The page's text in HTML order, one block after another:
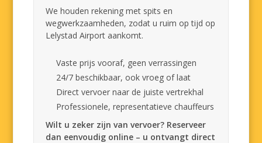
We houden rekening met spits en
wegwerkzaamheden, zodat u ruim op tijd op
Lelystad Airport aankomt.
Vaste prijs vooraf, geen verrassingen
24/7 beschikbaar, ook vroeg of laat
Direct vervoer naar de juiste vertrekhal
Professionele, representatieve chauffeurs
Wilt u zeker zijn van vervoer? Reserveer
dan eenvoudig online – u ontvangt direct